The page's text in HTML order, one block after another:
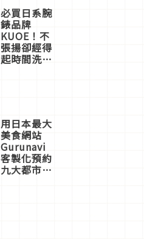
必買日系腕
錶品牌
KUOE！不
張揚卻經得
起時間洗鍊
用日本最大
美食網站
Gurunavi
客製化預約
九大都市餐